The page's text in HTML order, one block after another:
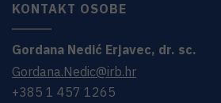
KONTAKT OSOBE
Gordana Nedić Erjavec, dr. sc.
Gordana.Nedic@irb.hr
+385 1 457 1265